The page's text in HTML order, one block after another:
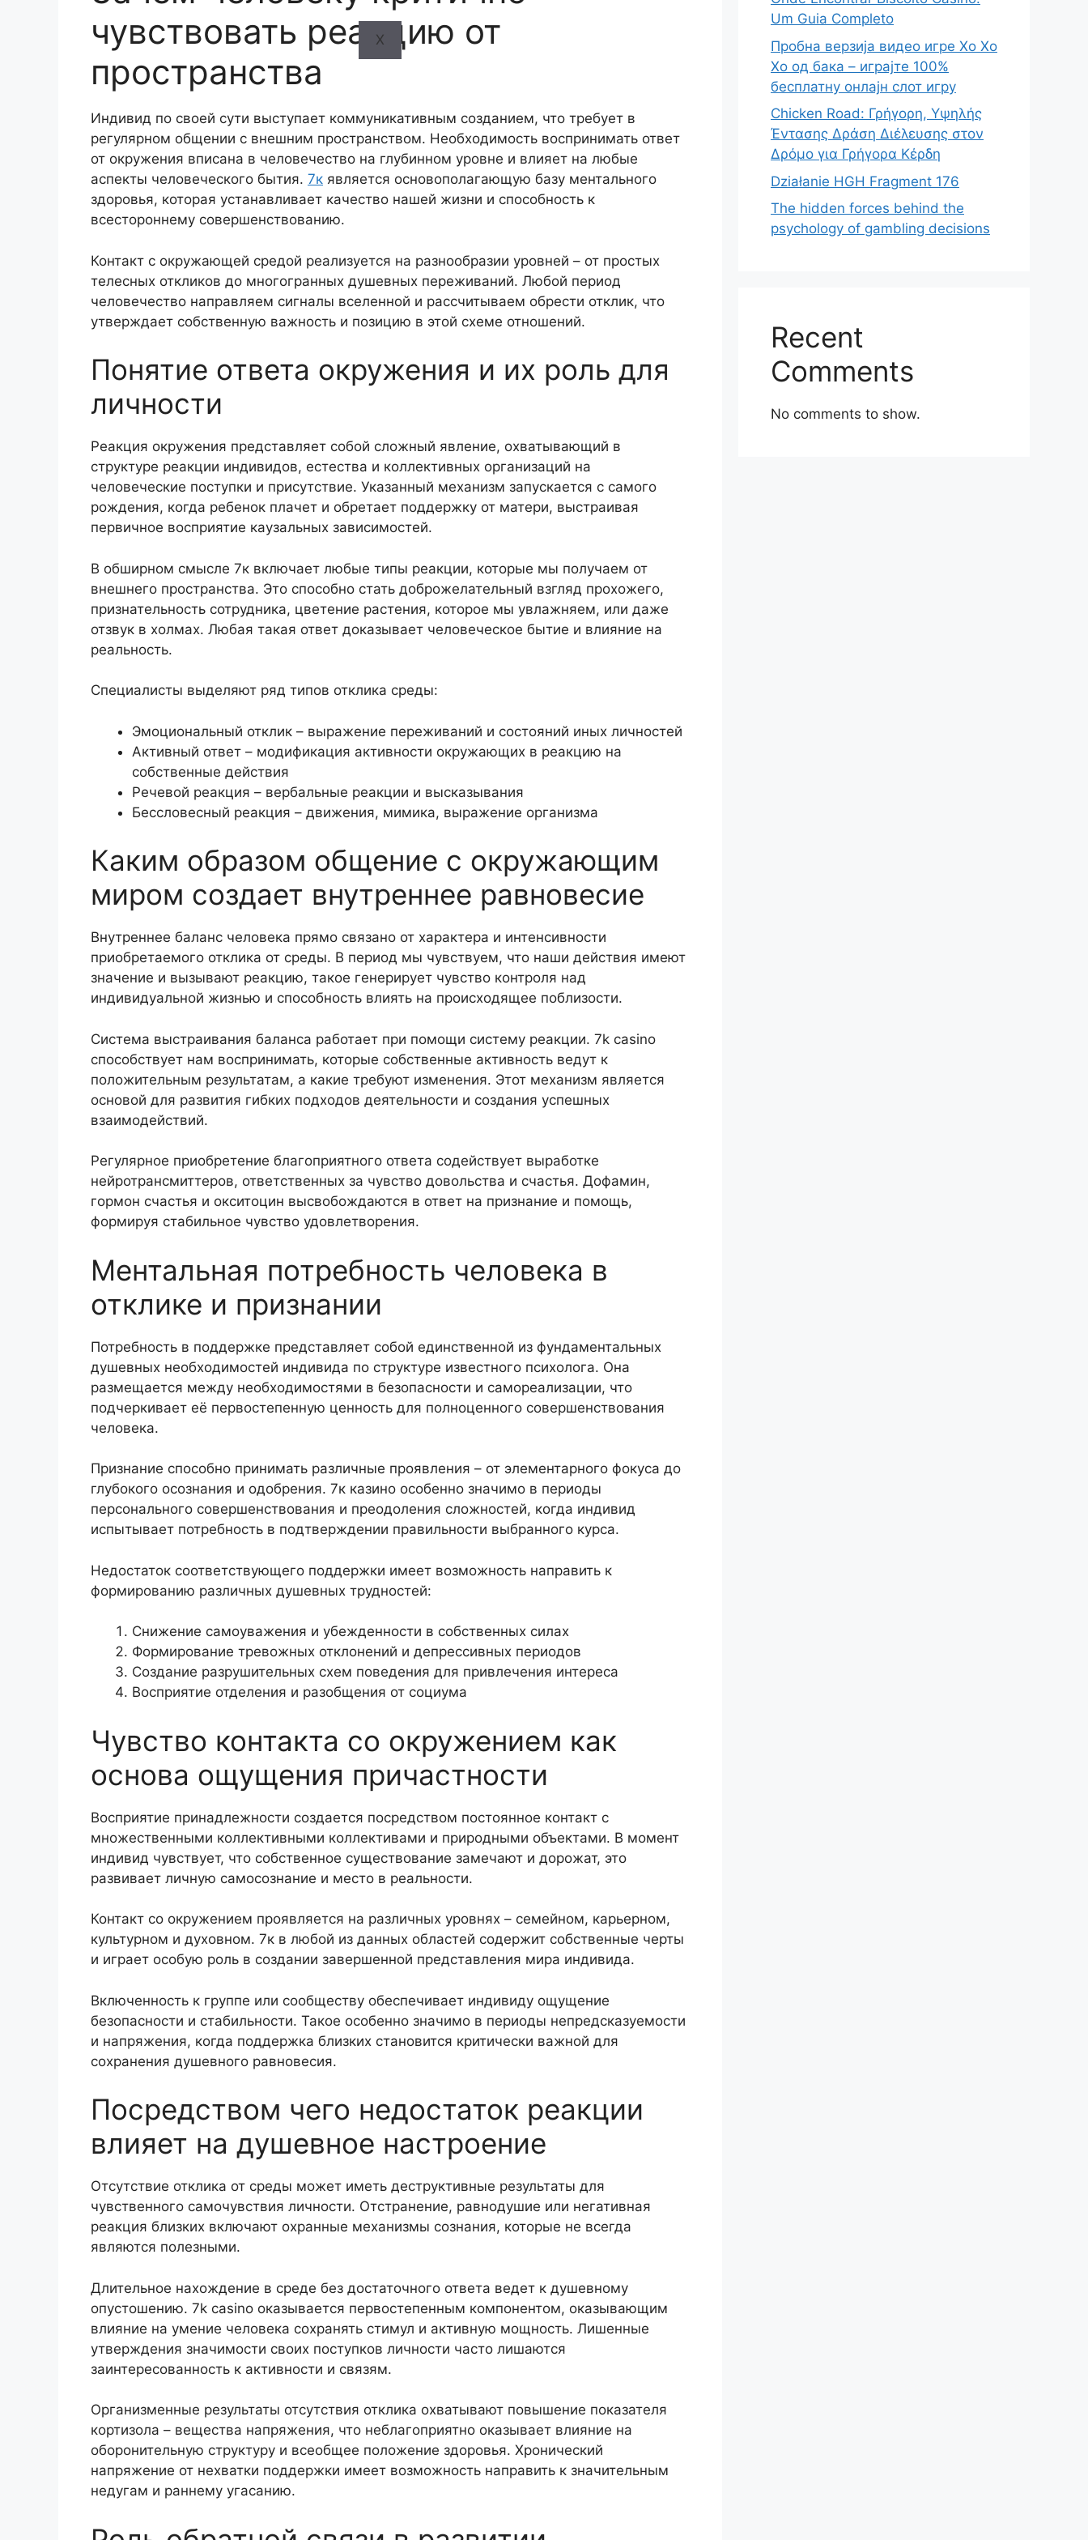
X
чувствовать реакцию от
пространства
Индивид по своей сути выступает коммуникативным созданием, что требует в
регулярном общении с внешним пространством. Необходимость воспринимать ответ
от окружения вписана в человечество на глубинном уровне и влияет на любые
аспекты человеческого бытия. 7к является основополагающую базу ментального
здоровья, которая устанавливает качество нашей жизни и способность к
всестороннему совершенствованию.
Контакт с окружающей средой реализуется на разнообразии уровней – от простых
телесных откликов до многогранных душевных переживаний. Любой период
человечество направляем сигналы вселенной и рассчитываем обрести отклик, что
утверждает собственную важность и позицию в этой схеме отношений.
Понятие ответа окружения и их роль для
личности
Реакция окружения представляет собой сложный явление, охватывающий в
структуре реакции индивидов, естества и коллективных организаций на
человеческие поступки и присутствие. Указанный механизм запускается с самого
рождения, когда ребенок плачет и обретает поддержку от матери, выстраивая
первичное восприятие каузальных зависимостей.
В обширном смысле 7к включает любые типы реакции, которые мы получаем от
внешнего пространства. Это способно стать доброжелательный взгляд прохожего,
признательность сотрудника, цветение растения, которое мы увлажняем, или даже
отзвук в холмах. Любая такая ответ доказывает человеческое бытие и влияние на
реальность.
Специалисты выделяют ряд типов отклика среды:
Эмоциональный отклик – выражение переживаний и состояний иных личностей
Активный ответ – модификация активности окружающих в реакцию на
собственные действия
Речевой реакция – вербальные реакции и высказывания
Бессловесный реакция – движения, мимика, выражение организма
Каким образом общение с окружающим
миром создает внутреннее равновесие
Внутреннее баланс человека прямо связано от характера и интенсивности
приобретаемого отклика от среды. В период мы чувствуем, что наши действия имеют
значение и вызывают реакцию, такое генерирует чувство контроля над
индивидуальной жизнью и способность влиять на происходящее поблизости.
Система выстраивания баланса работает при помощи систему реакции. 7k casino
способствует нам воспринимать, которые собственные активность ведут к
положительным результатам, а какие требуют изменения. Этот механизм является
основой для развития гибких подходов деятельности и создания успешных
взаимодействий.
Регулярное приобретение благоприятного ответа содействует выработке
нейротрансмиттеров, ответственных за чувство довольства и счастья. Дофамин,
гормон счастья и окситоцин высвобождаются в ответ на признание и помощь,
формируя стабильное чувство удовлетворения.
Ментальная потребность человека в
отклике и признании
Потребность в поддержке представляет собой единственной из фундаментальных
душевных необходимостей индивида по структуре известного психолога. Она
размещается между необходимостями в безопасности и самореализации, что
подчеркивает её первостепенную ценность для полноценного совершенствования
человека.
Признание способно принимать различные проявления – от элементарного фокуса до
глубокого осознания и одобрения. 7к казино особенно значимо в периоды
персонального совершенствования и преодоления сложностей, когда индивид
испытывает потребность в подтверждении правильности выбранного курса.
Недостаток соответствующего поддержки имеет возможность направить к
формированию различных душевных трудностей:
Снижение самоуважения и убежденности в собственных силах
Формирование тревожных отклонений и депрессивных периодов
Создание разрушительных схем поведения для привлечения интереса
Восприятие отделения и разобщения от социума
Чувство контакта со окружением как
основа ощущения причастности
Восприятие принадлежности создается посредством постоянное контакт с
множественными коллективными коллективами и природными объектами. В момент
индивид чувствует, что собственное существование замечают и дорожат, это
развивает личную самосознание и место в реальности.
Контакт со окружением проявляется на различных уровнях – семейном, карьерном,
культурном и духовном. 7к в любой из данных областей содержит собственные черты
и играет особую роль в создании завершенной представления мира индивида.
Включенность к группе или сообществу обеспечивает индивиду ощущение
безопасности и стабильности. Такое особенно значимо в периоды непредсказуемости
и напряжения, когда поддержка близких становится критически важной для
сохранения душевного равновесия.
Посредством чего недостаток реакции
влияет на душевное настроение
Отсутствие отклика от среды может иметь деструктивные результаты для
чувственного самочувствия личности. Отстранение, равнодушие или негативная
реакция близких включают охранные механизмы сознания, которые не всегда
являются полезными.
Длительное нахождение в среде без достаточного ответа ведет к душевному
опустошению. 7k casino оказывается первостепенным компонентом, оказывающим
влияние на умение человека сохранять стимул и активную мощность. Лишенные
утверждения значимости своих поступков личности часто лишаются
заинтересованность к активности и связям.
Организменные результаты отсутствия отклика охватывают повышение показателя
кортизола – вещества напряжения, что неблагоприятно оказывает влияние на
оборонительную структуру и всеобщее положение здоровья. Хронический
напряжение от нехватки поддержки имеет возможность направить к значительным
недугам и раннему угасанию.
Um Guia Completo
Пробна верзија видео игре Хо Хо
Хо од бака – играјте 100%
бесплатну онлајн слот игру
Chicken Road: Γρήγορη, Υψηλής
Έντασης Δράση Διέλευσης στον
Δρόμο για Γρήγορα Κέρδη
Działanie HGH Fragment 176
The hidden forces behind the
psychology of gambling decisions
Recent
Comments
No comments to show.